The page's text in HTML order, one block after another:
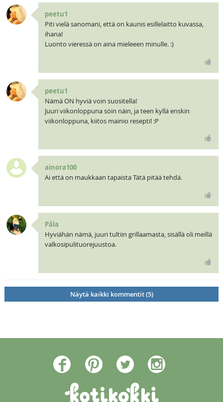
peetu1
Piti vielä sanomani, että on kaunis esillelaitto kuvassa,
ihana!
Luonto vieressä on aina mieleeen minulle. :)
peetu1
Nämä ON hyviä voin suositella!
Juuri viikonloppuna söin näin, ja teen kyllä enskin
viikonloppuna, kiitos mainio resepti! :P
ainora100
Ai että on maukkaan tapaista Tätä pitää tehdä.
Påla
Hyviähän nämä, juuri tultiin grillaamasta, sisällä oli meillä
valkosipulituorejuustoa.
Näytä kaikki kommentit (5)